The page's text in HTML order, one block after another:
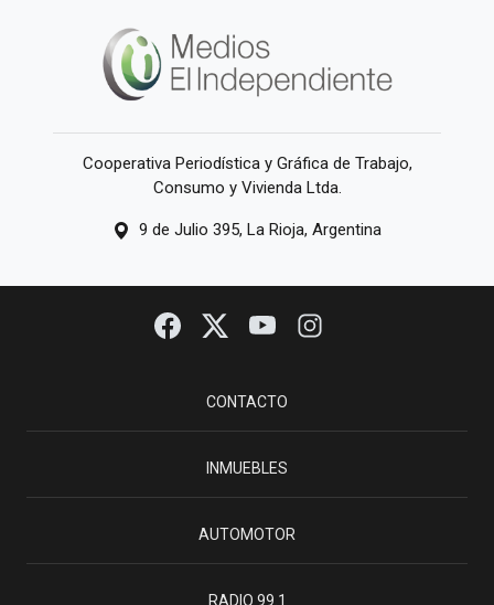
Cooperativa Periodística y Gráfica de Trabajo,
Consumo y Vivienda Ltda.
9 de Julio 395, La Rioja, Argentina
CONTACTO
INMUEBLES
AUTOMOTOR
RADIO 99.1